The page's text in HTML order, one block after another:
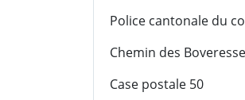
Police cantonale du
Chemin des
Case postale 50